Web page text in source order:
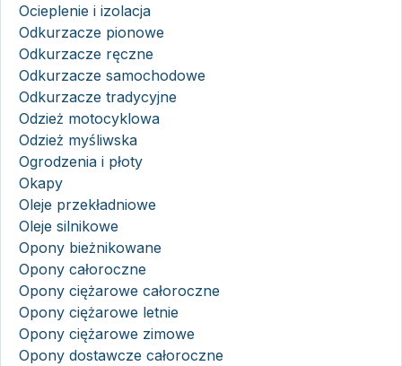
Ocieplenie i izolacja
Odkurzacze pionowe
Odkurzacze ręczne
Odkurzacze samochodowe
Odkurzacze tradycyjne
Odzież motocyklowa
Odzież myśliwska
Ogrodzenia i płoty
Okapy
Oleje przekładniowe
Oleje silnikowe
Opony bieżnikowane
Opony całoroczne
Opony ciężarowe całoroczne
Opony ciężarowe letnie
Opony ciężarowe zimowe
Opony dostawcze całoroczne